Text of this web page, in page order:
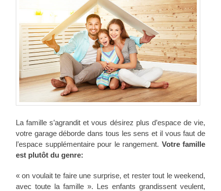
La famille s’agrandit et vous désirez plus d’espace de vie,
votre garage déborde dans tous les sens et il vous faut de
l’espace supplémentaire pour le rangement. Votre famille
est plutôt du genre:
« on voulait te faire une surprise, et rester tout le weekend,
avec toute la famille ». Les enfants grandissent veulent,